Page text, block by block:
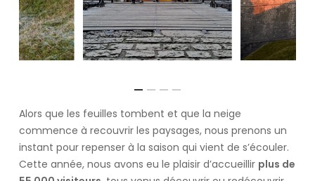
Alors que les feuilles tombent et que la neige
commence à recouvrir les paysages, nous prenons un
instant pour repenser à la saison qui vient de s’écouler.
Cette année, nous avons eu le plaisir d’accueillir plus de